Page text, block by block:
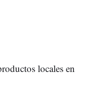
locales en